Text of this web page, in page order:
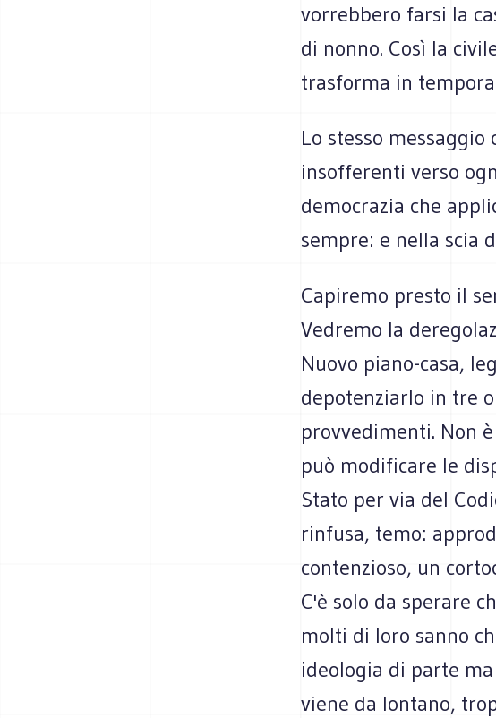
vorrebbero farsi la
di nonno. Così la
trasforma in
Lo stesso
insofferenti verso
democrazia che
sempre: e nella scia
Capiremo presto il
Vedremo la
Nuovo piano-casa,
depotenziarlo in tre
provvedimenti. Non
può modificare le
Stato per via del
rinfusa, temo:
contenzioso, un
C'è solo da sperare
molti di loro sanno
ideologia di parte
viene da lontano,